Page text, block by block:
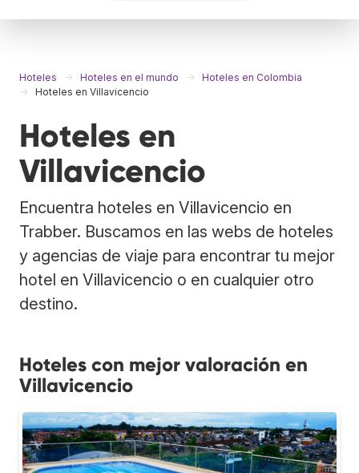
Hoteles Hoteles en el mundo
Hoteles en Colombia
Hoteles en Villavicencio
Hoteles en
Villavicencio
Encuentra hoteles en Villavicencio en
Trabber. Buscamos en las webs de hoteles
y agencias de viaje para encontrar tu mejor
hotel en Villavicencio o en cualquier otro
destino.
Hoteles con mejor valoración en
Villavicencio